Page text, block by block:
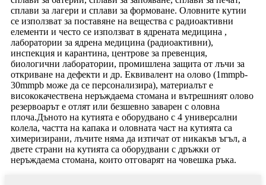
сплави за лагери и сплави за формоване. Оловните кутии
се използват за поставяне на вещества с радиоактивни
елементи и често се използват в ядрената медицина ,
лаборатории за ядрена медицина (радиоактивни),
инспекция и карантина, центрове за превенция,
биологични лаборатории, промишлена защита от лъчи за
откриване на дефекти и др. Еквивалент на олово (1mmpb-
30mmpb може да се персонализира), материалът е
висококачествена неръждаема стомана и вътрешният олово
резервоарът е отлят или безшевно заварен с оловна
плоча.Дъното на кутията е оборудвано с 4 универсални
колела, частта на капака и оловната част на кутията са
химеризирани, лъчите няма да изтичат от никакъв ъгъл, а
двете страни на кутията са оборудвани с дръжки от
неръждаема стомана, които отговарят на човешка ръка.